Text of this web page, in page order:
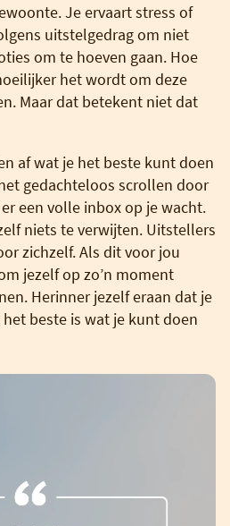
Je ervaart stress of
uitstelgedrag om niet
om te hoeven gaan. Hoe
het wordt om deze
Maar dat betekent niet dat
af wat je het beste kunt doen
gedachteloos scrollen door
een volle inbox op je wacht.
niets te verwijten. Uitstellers
zichzelf. Als dit voor jou
jezelf op zo’n moment
Herinner jezelf eraan dat je
beste is wat je kunt doen